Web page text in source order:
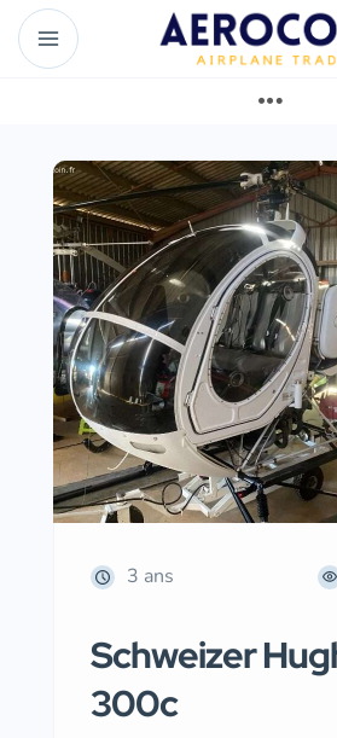
3 ans
Schweizer
300c